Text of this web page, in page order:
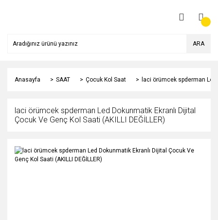
ARA
Anasayfa SAAT Çocuk Kol Saat laci örümcek spderman Led
laci örümcek spderman Led Dokunmatik Ekranlı Dijital
Çocuk Ve Genç Kol Saati (AKILLI DEĞİLLER)